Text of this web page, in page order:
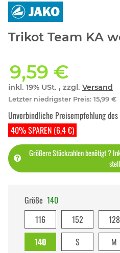
Trikot Team KA
9,59 €
inkl. 19% USt. , zzgl. Versand
Letzter niedrigster Preis: 15,99 €
40% SPAREN (6,4 €)
Unverbindliche Preisempfehlung
Größere Stückzahlen benötigt ?
Größe 140
116
152 128
140
S M